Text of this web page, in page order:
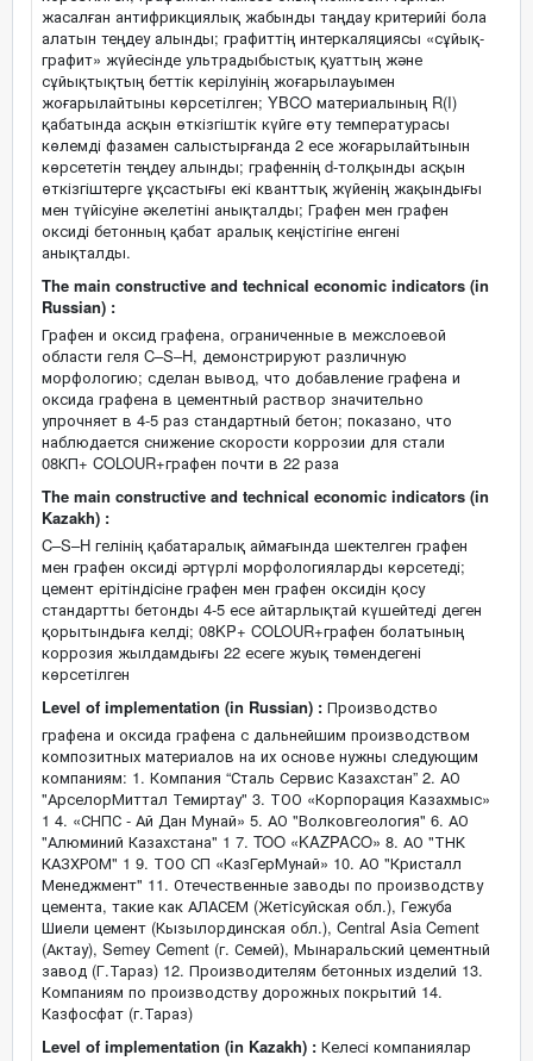
жасалған антифрикциялық жабынды таңдау критерийі бола
алатын теңдеу алынды; графиттің интеркаляциясы «сұйық-
графит» жүйесінде ультрадыбыстық қуаттың және
сұйықтықтың беттік керілуінің жоғарылауымен
жоғарылайтыны көрсетілген; YBCO материалының R(I)
қабатында асқын өткізгіштік күйге өту температурасы
көлемді фазамен салыстырғанда 2 есе жоғарылайтынын
көрсететін теңдеу алынды; графеннің d-толқынды асқын
өткізгіштерге ұқсастығы екі кванттық жүйенің жақындығы
мен түйісуіне әкелетіні анықталды; Графен мен графен
оксиді бетонның қабат аралық кеңістігіне енгені
анықталды.
The main constructive and technical economic indicators (in
Russian) :
Графен и оксид графена, ограниченные в межслоевой
области геля C–S–H, демонстрируют различную
морфологию; сделан вывод, что добавление графена и
оксида графена в цементный раствор значительно
упрочняет в 4-5 раз стандартный бетон; показано, что
наблюдается снижение скорости коррозии для стали
08КП+ COLOUR+графен почти в 22 раза
The main constructive and technical economic indicators (in
Kazakh) :
C–S–H гелінің қабатаралық аймағында шектелген графен
мен графен оксиді әртүрлі морфологияларды көрсетеді;
цемент ерітіндісіне графен мен графен оксидін қосу
стандартты бетонды 4-5 есе айтарлықтай күшейтеді деген
қорытындыға келді; 08KP+ COLOUR+графен болатының
коррозия жылдамдығы 22 есеге жуық төмендегені
көрсетілген
Level of implementation (in Russian) : Производство
графена и оксида графена с дальнейшим производством
композитных материалов на их основе нужны следующим
компаниям: 1. Компания “Сталь Сервис Казахстан” 2. АО
"АрселорМиттал Темиртау" 3. ТОО «Корпорация Казахмыс»
1 4. «СНПС - Ай Дан Мунай» 5. АО "Волковгеология" 6. АО
"Алюминий Казахстана" 1 7. TOO «KAZPACO» 8. АО "ТНК
КАЗХРОМ" 1 9. ТОО СП «КазГерМунай» 10. АО "Кристалл
Менеджмент" 11. Отечественные заводы по производству
цемента, такие как АЛАСЕМ (Жетiсуйская обл.), Гежуба
Шиели цемент (Кызылординская обл.), Central Asia Cement
(Актау), Semey Cement (г. Семей), Мынаральский цементный
завод (Г.Тараз) 12. Производителям бетонных изделий 13.
Компаниям по производству дорожных покрытий 14.
Казфосфат (г.Тараз)
Level of implementation (in Kazakh) : Келесі компаниялар